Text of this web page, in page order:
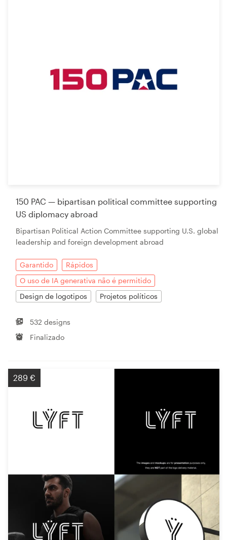
150 PAC — bipartisan political committee supporting
US diplomacy abroad
Bipartisan Political Action Committee supporting U.S. global
leadership and foreign development abroad
Garantido
Rápidos
O uso de IA generativa não é permitido
Design de logotipos
Projetos políticos
532 designs
Finalizado
289 €